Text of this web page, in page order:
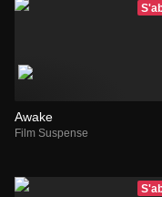
Awake
Film Suspense